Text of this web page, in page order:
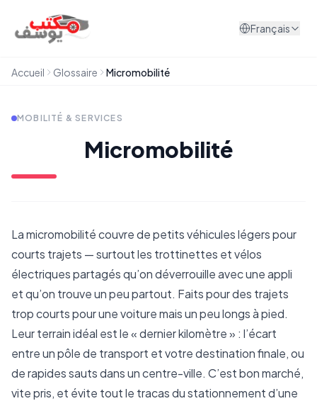
Français
Accueil Glossaire Micromobilité
MOBILITÉ & SERVICES
Micromobilité
La micromobilité couvre de petits véhicules légers pour
courts trajets — surtout les trottinettes et vélos
électriques partagés qu’on déverrouille avec une appli
et qu’on trouve un peu partout. Faits pour des trajets
trop courts pour une voiture mais un peu longs à pied.
Leur terrain idéal est le « dernier kilomètre » : l’écart
entre un pôle de transport et votre destination finale, ou
de rapides sauts dans un centre-ville. C’est bon marché,
vite pris, et évite tout le tracas du stationnement d’une